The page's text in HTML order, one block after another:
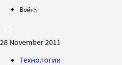
Войти
28 November 2011
Технологии